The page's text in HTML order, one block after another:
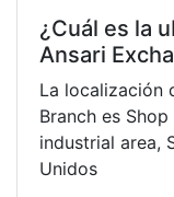
¿Cuál es la
Ansari
La localización
Branch es Shop
industrial area,
Unidos